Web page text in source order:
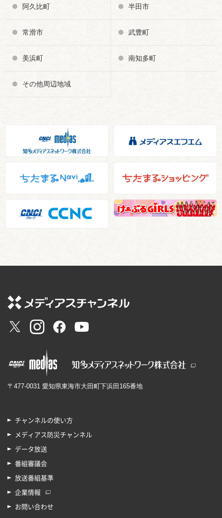
阿久比町 半田市
常滑市 武豊町
美浜町 南知多町
その他周辺地域
〒477-0031 愛知県東海市大田町下浜田165番地
チャンネルの使い方
メディアス防災チャンネル
データ放送
番組審議会
放送番組基準
企業情報
お問い合わせ